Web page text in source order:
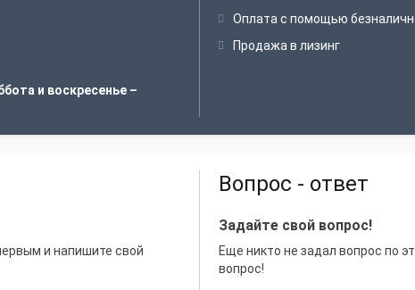
и воскресенье –
Оплата с помощью
Продажа в лизинг
и напишите свой
Вопрос - ответ
Задайте свой вопрос!
Еще никто не задал вопрос по
вопрос!